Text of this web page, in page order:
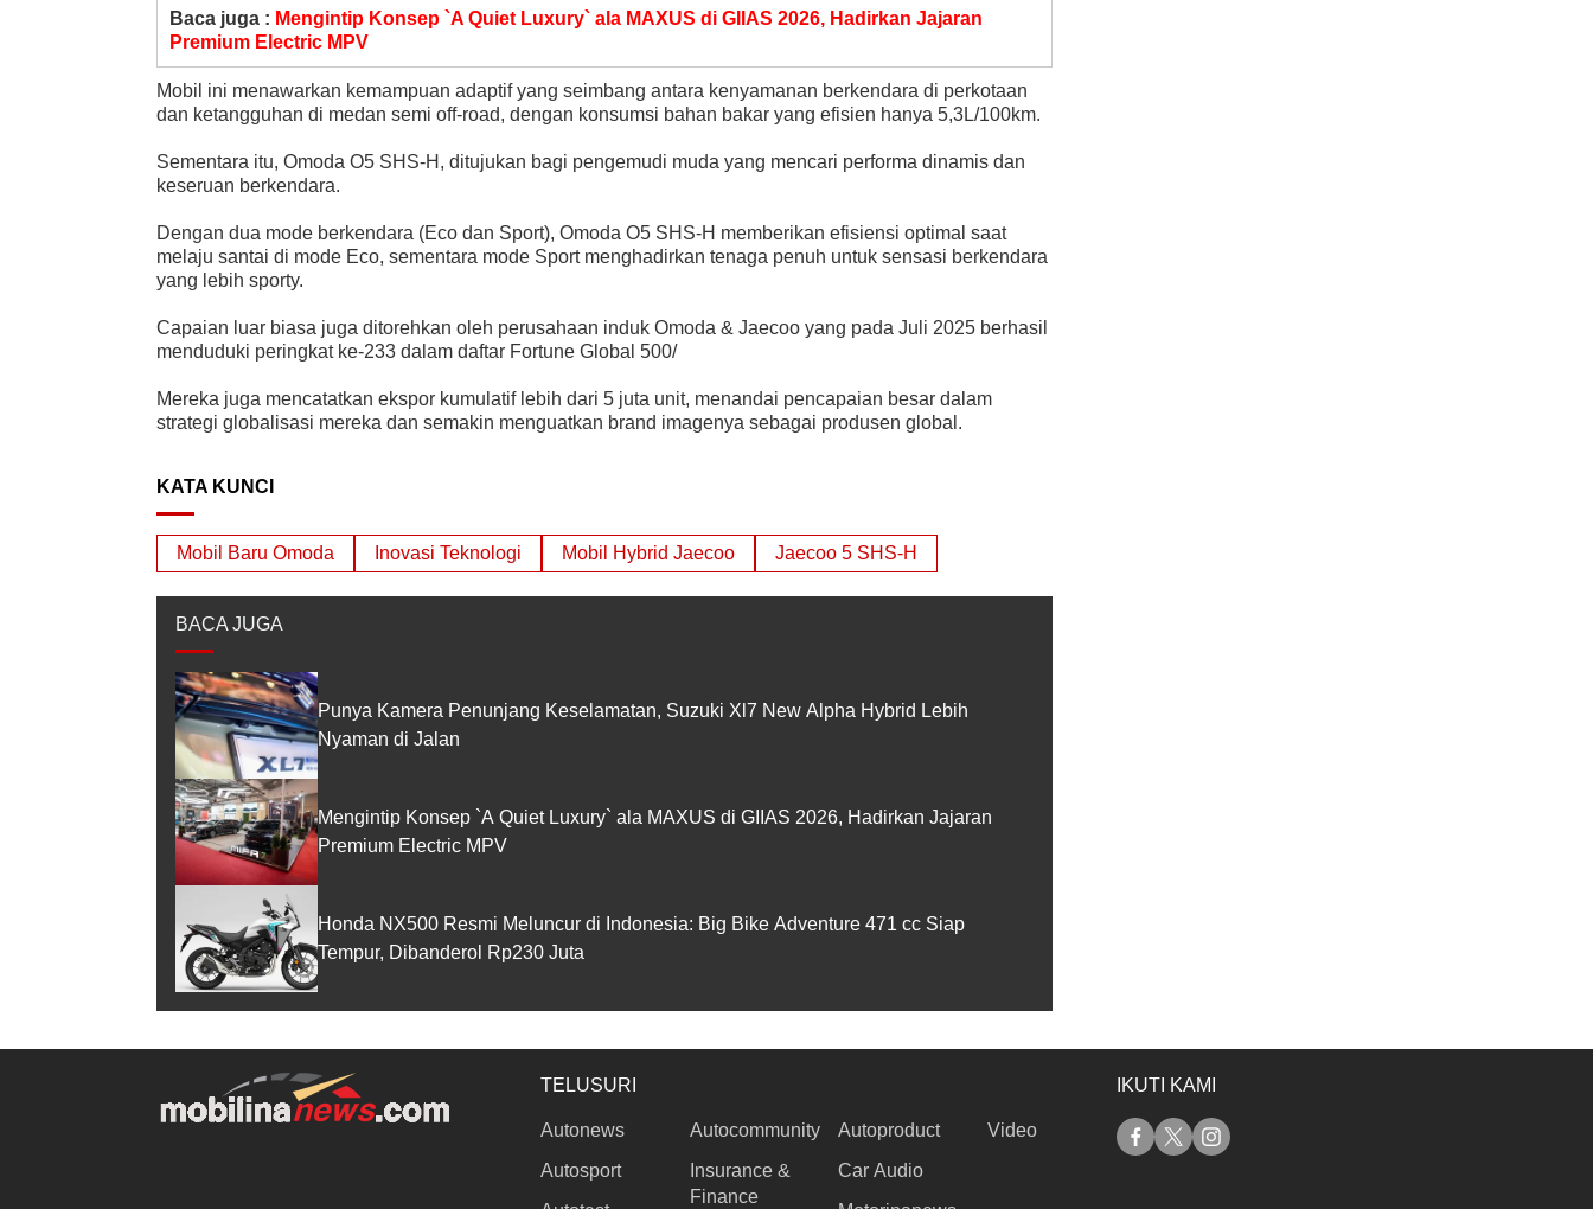
Baca juga : Mengintip Konsep `A Quiet Luxury` ala MAXUS di GIIAS 2026, Hadirkan Jajaran
Premium Electric MPV
Mobil ini menawarkan kemampuan adaptif yang seimbang antara kenyamanan berkendara di perkotaan
dan ketangguhan di medan semi off-road, dengan konsumsi bahan bakar yang efisien hanya 5,3L/100km.
Sementara itu, Omoda O5 SHS-H, ditujukan bagi pengemudi muda yang mencari performa dinamis dan
keseruan berkendara.
Dengan dua mode berkendara (Eco dan Sport), Omoda O5 SHS-H memberikan efisiensi optimal saat
melaju santai di mode Eco, sementara mode Sport menghadirkan tenaga penuh untuk sensasi berkendara
yang lebih sporty.
Capaian luar biasa juga ditorehkan oleh perusahaan induk Omoda & Jaecoo yang pada Juli 2025 berhasil
menduduki peringkat ke-233 dalam daftar Fortune Global 500/
Mereka juga mencatatkan ekspor kumulatif lebih dari 5 juta unit, menandai pencapaian besar dalam
strategi globalisasi mereka dan semakin menguatkan brand imagenya sebagai produsen global.
KATA KUNCI
Mobil Baru Omoda Inovasi Teknologi Mobil Hybrid Jaecoo Jaecoo 5 SHS-H
BACA JUGA
Punya Kamera Penunjang Keselamatan, Suzuki Xl7 New Alpha Hybrid Lebih
Nyaman di Jalan
Mengintip Konsep `A Quiet Luxury` ala MAXUS di GIIAS 2026, Hadirkan Jajaran
Premium Electric MPV
Honda NX500 Resmi Meluncur di Indonesia: Big Bike Adventure 471 cc Siap
Tempur, Dibanderol Rp230 Juta
TELUSURI
Autonews
Autosport
Autocommunity
Insurance &
Finance
Autoproduct
Car Audio
Video
IKUTI KAMI